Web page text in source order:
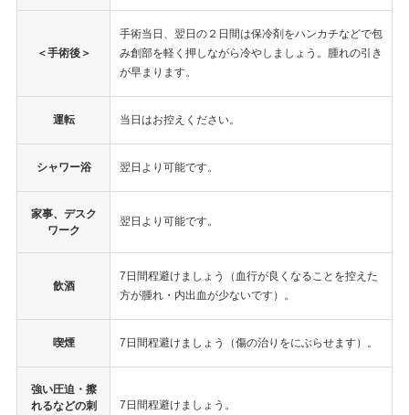
＜手術後＞
手術当日、翌日の２日間は保冷剤をハンカチなどで包
み創部を軽く押しながら冷やしましょう。腫れの引き
が早まります。
運転 当日はお控えください。
シャワー浴 翌日より可能です。
家事、デスク
ワーク
翌日より可能です。
飲酒
7日間程避けましょう（血行が良くなることを控えた
方が腫れ・内出血が少ないです）。
喫煙 7日間程避けましょう（傷の治りをにぶらせます）。
強い圧迫・擦
れるなどの刺
7日間程避けましょう。